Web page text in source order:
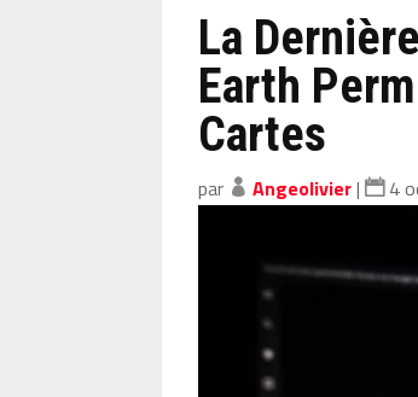
La
Earth
Cartes
par Angeolivier| 4